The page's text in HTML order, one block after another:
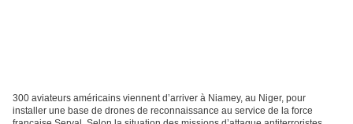
300 aviateurs américains viennent d’arriver à Niamey, au Niger, pour
installer une base de drones de reconnaissance au service de la force